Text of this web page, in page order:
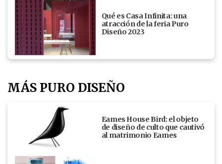
Qué es Casa Infinita: una
atracción de la feria Puro
Diseño 2023
MÁS PURO DISEÑO
Eames House Bird: el objeto
de diseño de culto que cautivó
al matrimonio Eames